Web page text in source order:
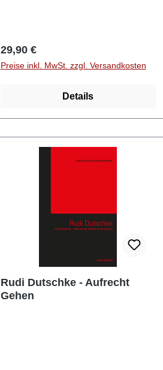
Regulärer Preis:
29,90 €
Preise inkl. MwSt. zzgl. Versandkosten
Details
Rudi Dutschke - Aufrecht
Gehen